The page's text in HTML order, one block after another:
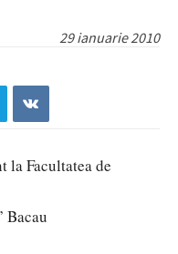
29 ianuarie 2010
la Facultatea de
Bacau